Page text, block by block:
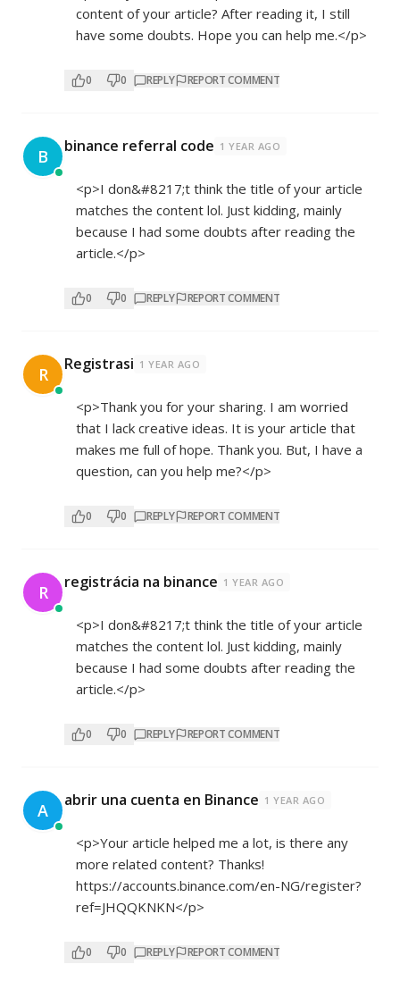
content of your article? After reading it, I still
have some doubts. Hope you can help me.</p>
0 0 REPLY REPORT COMMENT
B binance referral code 1 YEAR AGO
<p>I don&#8217;t think the title of your article
matches the content lol. Just kidding, mainly
because I had some doubts after reading the
article.</p>
0 0 REPLY REPORT COMMENT
R Registrasi 1 YEAR AGO
<p>Thank you for your sharing. I am worried
that I lack creative ideas. It is your article that
makes me full of hope. Thank you. But, I have a
question, can you help me?</p>
0 0 REPLY REPORT COMMENT
R registrácia na binance 1 YEAR AGO
<p>I don&#8217;t think the title of your article
matches the content lol. Just kidding, mainly
because I had some doubts after reading the
article.</p>
0 0 REPLY REPORT COMMENT
A abrir una cuenta en Binance 1 YEAR AGO
<p>Your article helped me a lot, is there any
more related content? Thanks!
https://accounts.binance.com/en-NG/register?
ref=JHQQKNKN</p>
0 0 REPLY REPORT COMMENT